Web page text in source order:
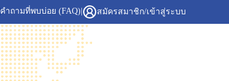
คำถามที่พบบ่อย (FAQ) สมัครสมาชิก/เข้าสู่ระบบ